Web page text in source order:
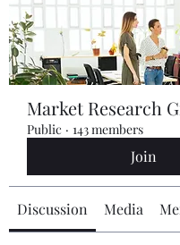
Market Research
Public · 143 members
Join
Discussion Media